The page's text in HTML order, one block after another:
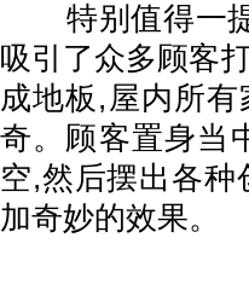
特别值得一提
吸引了众多顾客
成地板,屋内所
奇。顾客置身当
空,然后摆出各
加奇妙的效果。